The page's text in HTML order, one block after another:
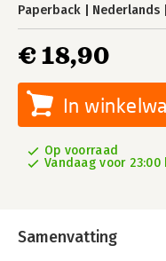
Paperback Nederlands
€ 18,90
In
Op voorraad
Vandaag voor
Samenvatting